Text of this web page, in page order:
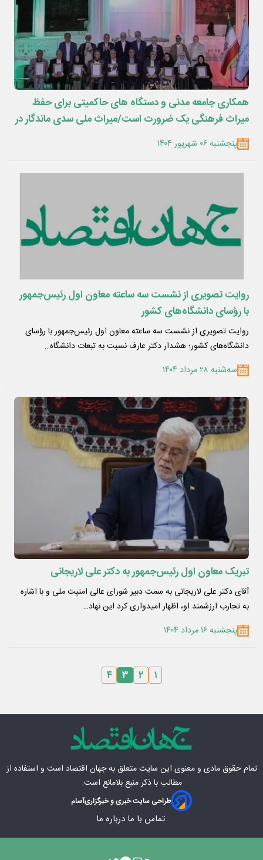
همکاری جامعه مدنی و دستگاه های حاکمیتی برای حفظ
میراث فرهنگی یک ضرورت است/میراث ملی سدی ماندگار در
برابر ایران هراسی است/نهایت استفاده از دیپلماسی فرهنگی
را داشته باشیم /در حفظ میراث فرهنگی چالش هایی داریم/
وابستگی در ذات ایرانیان وجود ندارد
پنجشنبه ۰۶ شهریور ۱۴۰۴
روایت تصویری از نشست سه ساعته معاون اول رئیس‌جمهور
با رؤسای دانشگاه‌های کشور
روایت تصویری از نشست سه ساعته معاون اول رئیس‌جمهور با رؤسای
دانشگاه‌های کشور؛ هشدار دکتر عارف نسبت به تبعات دانشگاه…
سه‌شنبه ۲۸ مرداد ۱۴۰۴
تبریک معاون اول رئیس‌جمهور به دکتر علی لاریجانی
آقای دکتر علی لاریجانی به سمت دبیر شورای عالی امنیت ملی و با اشاره
به تجارب ارزشمند او، اظهار امیدواری کرد این نهاد…
پنجشنبه ۱۶ مرداد ۱۴۰۴
۱ ۲ ۳ ۴
تمام حقوق مادی‌ و معنوی این سایت متعلق بهجهان اقتصاد است و استفاده از
مطالب با ذکر منبع بلامانع است.
طراحی سایت خبری و خبرگزاریآسام
تماس با ما درباره ما